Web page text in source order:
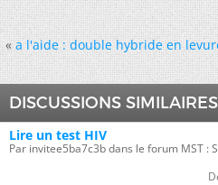
« a l'aide : double hybride en
DISCUSSIONS SIMILAIRES
Lire un test HIV
Par invitee5ba7c3b dans le forum MST :